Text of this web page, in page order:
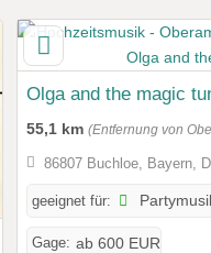
Olga and the magic
55,1 km (Entfernung von
86807 Buchloe, Bayern,
geeignet für:
Gage: ab 600 EUR